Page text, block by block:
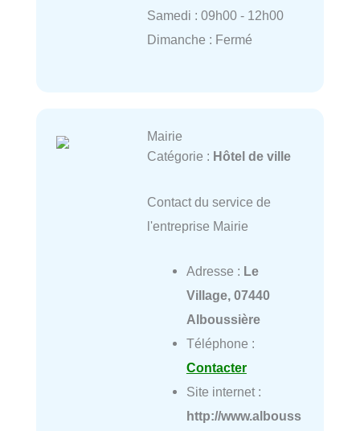
Samedi : 09h00 - 12h00
Dimanche : Fermé
Mairie
Catégorie : Hôtel de ville
Contact du service de
l'entreprise Mairie
Adresse : Le
Village, 07440
Alboussière
Téléphone :
Contacter
Site internet :
http://www.albouss